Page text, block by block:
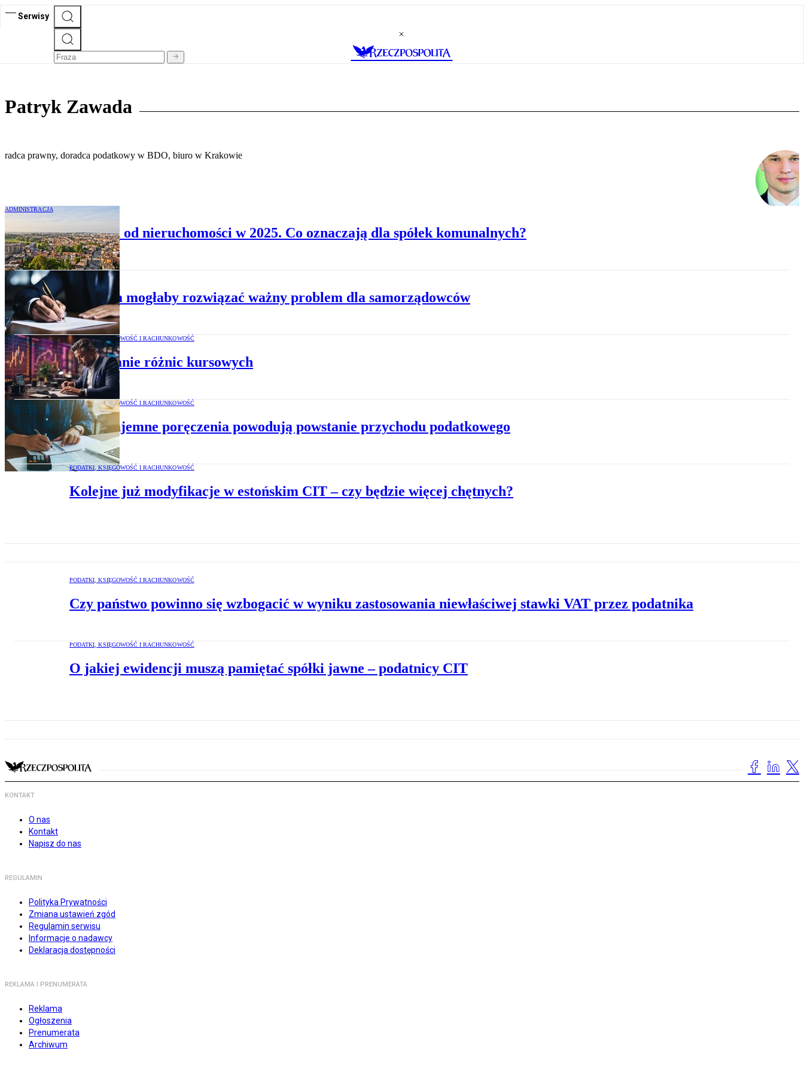
Serwisy
Patryk Zawada
radca prawny, doradca podatkowy w BDO, biuro w Krakowie
ADMINISTRACJA
Zmiany w podatku od nieruchomości w 2025. Co oznaczają dla spółek komunalnych?
ADMINISTRACJA
Uchwała mogłaby rozwiązać ważny problem dla samorządowców
PODATKI, KSIĘGOWOŚĆ I RACHUNKOWOŚĆ
Rozliczanie różnic kursowych
PODATKI, KSIĘGOWOŚĆ I RACHUNKOWOŚĆ
Czy wzajemne poręczenia powodują powstanie przychodu podatkowego
PODATKI, KSIĘGOWOŚĆ I RACHUNKOWOŚĆ
Kolejne już modyfikacje w estońskim CIT – czy będzie więcej chętnych?
PODATKI, KSIĘGOWOŚĆ I RACHUNKOWOŚĆ
Czy państwo powinno się wzbogacić w wyniku zastosowania niewłaściwej stawki VAT przez podatnika
PODATKI, KSIĘGOWOŚĆ I RACHUNKOWOŚĆ
O jakiej ewidencji muszą pamiętać spółki jawne – podatnicy CIT
KONTAKT
O nas
Kontakt
Napisz do nas
REGULAMIN
Polityka Prywatności
Zmiana ustawień zgód
Regulamin serwisu
Informacje o nadawcy
Deklaracja dostępności
REKLAMA I PRENUMERATA
Reklama
Ogłoszenia
Prenumerata
Archiwum